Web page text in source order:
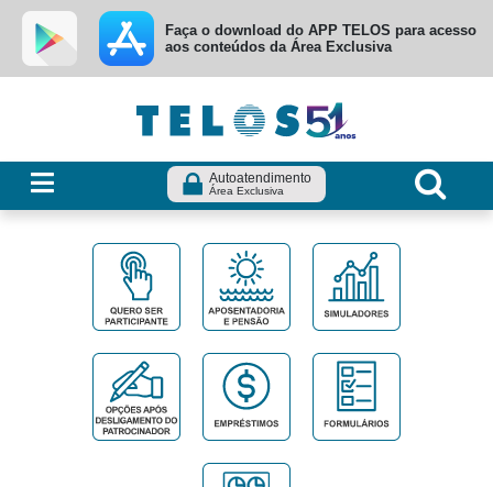
Ir para menu principal
Ir para conteúdo
Ir para busca
Faça o download do APP TELOS para acesso
aos conteúdos da Área Exclusiva
Autoatendimento
Área Exclusiva